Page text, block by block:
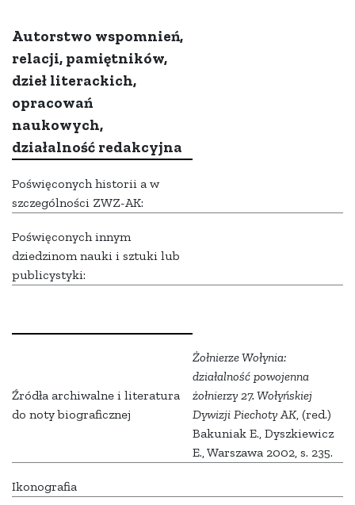
Autorstwo wspomnień,
relacji, pamiętników,
dzieł literackich,
opracowań
naukowych,
działalność redakcyjna
Poświęconych historii a w
szczególności ZWZ-AK:
Poświęconych innym
dziedzinom nauki i sztuki lub
publicystyki:
Źródła archiwalne i literatura
do noty biograficznej
Żołnierze Wołynia:
działalność powojenna
żołnierzy 27. Wołyńskiej
Dywizji Piechoty AK, (red.)
Bakuniak E., Dyszkiewicz
E., Warszawa 2002, s. 235.
Ikonografia